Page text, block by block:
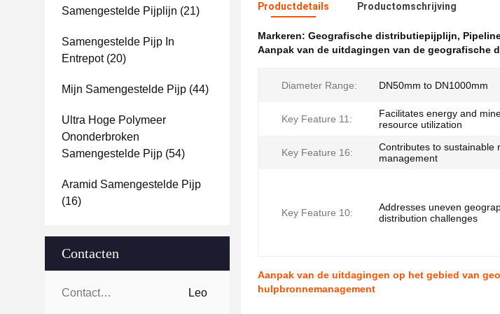
Samengestelde Pijplijn (21)
Samengestelde Pijp In
Entrepot(20)
Mijn Samengestelde Pijp (44)
Ultra Hoge Polymeer
Ononderbroken
Samengestelde Pijp (54)
Aramid Samengestelde Pijp
(16)
Contacten
Contacten: Leo
Productdetails Productomschrijving
Markeren: Geografische distributiepijplijn,
Aanpak van de uitdagingen van de geografische
Diameter Range: DN50mm to DN1000mm
Key Feature 11:
Facilitates energy and
resource utilization
Key Feature 16:
Contributes to sustainable
management
Key Feature 10:
Addresses uneven
distribution challenges
Aanpak van de uitdagingen op het gebied van
hulpbronnemanagement